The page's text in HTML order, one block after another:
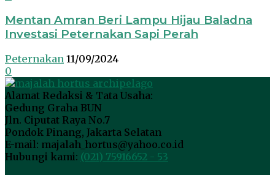
Mentan Amran Beri Lampu Hijau Baladna
Investasi Peternakan Sapi Perah
Peternakan 11/09/2024
0
Alamat Redaksi & Tata Usaha:
Gedung Graha BUN
Jln. Ciputat Raya No.7
Pondok Pinang, Jakarta Selatan
E-mail: majalah_hortus@yahoo.co.id
Hubungi kami: (021) 75916652 - 53